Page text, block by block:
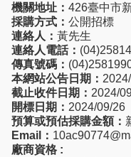
機關地址： 426臺中市
採購方式： 公開招標
連絡人： 黃先生
連絡人電話：
傳真號碼：
本網站公告日期：
截止收件日期： 2024/
開標日期： 2024/09/26
預算或預估採購金額：
Email：
廠商資格 :